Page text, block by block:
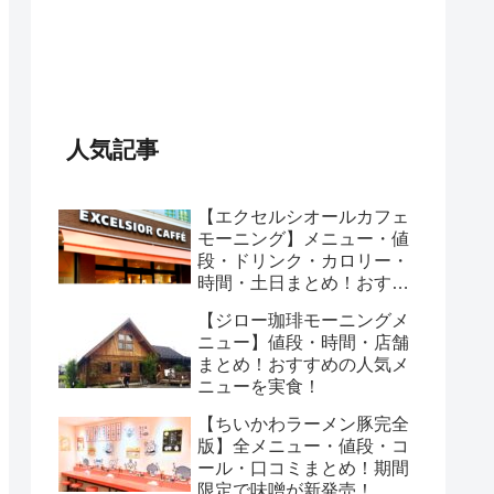
人気記事
【エクセルシオールカフェ
モーニング】メニュー・値
段・ドリンク・カロリー・
時間・土日まとめ！おすす
【ジロー珈琲モーニングメ
ニュー】値段・時間・店舗
まとめ！おすすめの人気メ
ニューを実食！
【ちいかわラーメン豚完全
版】全メニュー・値段・コ
ール・口コミまとめ！期間
限定で味噌が新発売！